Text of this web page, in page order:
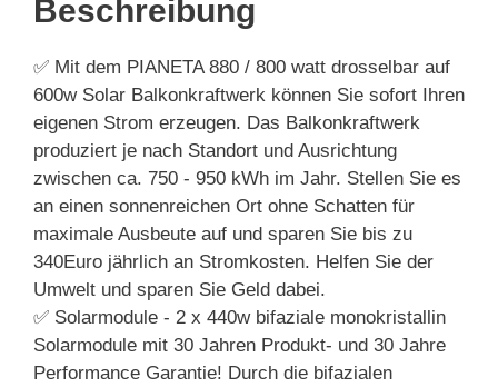
Beschreibung
✅ Mit dem PIANETA 880 / 800 watt drosselbar auf
600w Solar Balkonkraftwerk können Sie sofort Ihren
eigenen Strom erzeugen. Das Balkonkraftwerk
produziert je nach Standort und Ausrichtung
zwischen ca. 750 - 950 kWh im Jahr. Stellen Sie es
an einen sonnenreichen Ort ohne Schatten für
maximale Ausbeute auf und sparen Sie bis zu
340Euro jährlich an Stromkosten. Helfen Sie der
Umwelt und sparen Sie Geld dabei.
✅ Solarmodule - 2 x 440w bifaziale monokristallin
Solarmodule mit 30 Jahren Produkt- und 30 Jahre
Performance Garantie! Durch die bifazialen